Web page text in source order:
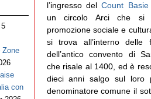
l’ingresso delCount
un circolo Arci che si
promozione sociale e
si trova all’interno delle
dell’antico convento di
che risale al 1400, ed è
dieci anni salgo sul loro
denominatore comune il
5
con